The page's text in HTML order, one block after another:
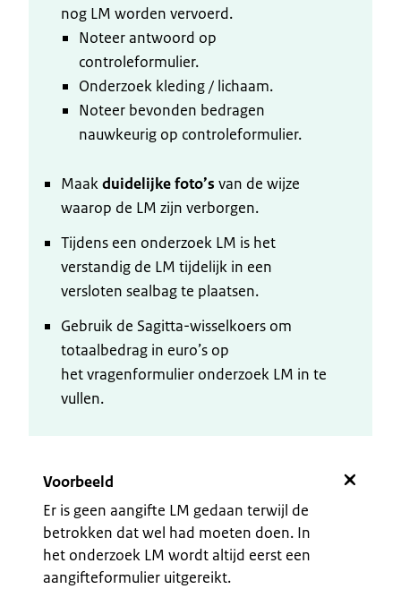
nog LM worden vervoerd.
Noteer antwoord op
controleformulier.
Onderzoek kleding / lichaam.
Noteer bevonden bedragen
nauwkeurig op controleformulier.
Maakduidelijke foto’s van de wijze
waarop de LM zijn verborgen.
Tijdens een onderzoek LM is het
verstandig de LM tijdelijk in een
versloten sealbag te plaatsen.
Gebruik de Sagitta-wisselkoers om
totaalbedrag in euro’s op
het vragenformulier onderzoek LM in te
vullen.
Voorbeeld
Er is geen aangifte LM gedaan terwijl de
betrokken dat wel had moeten doen. In
het onderzoek LM wordt altijd eerst een
aangifteformulier uitgereikt.